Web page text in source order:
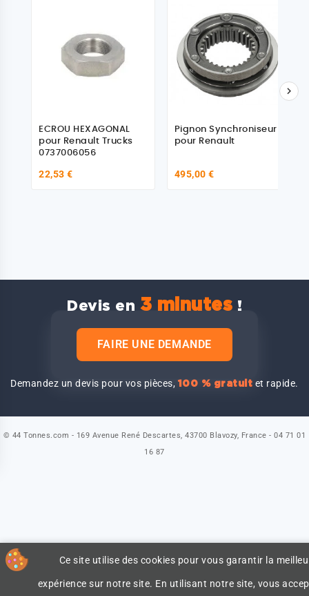
ECROU HEXAGONAL
pour Renault Trucks
0737006056
22,53 €
Pignon Synchroniseur
pour Renault
495,00 €

Devis en 3 minutes !
FAIRE UNE DEMANDE
Demandez un devis pour vos pièces,100 % gratuit et rapide.
Ce site utilise des cookies pour vous garantir la
expérience sur notre site. En utilisant notre site, vous
© 44 Tonnes.com - 169 Avenue René Descartes, 43700 Blavozy, France - 04 71 01
16 87